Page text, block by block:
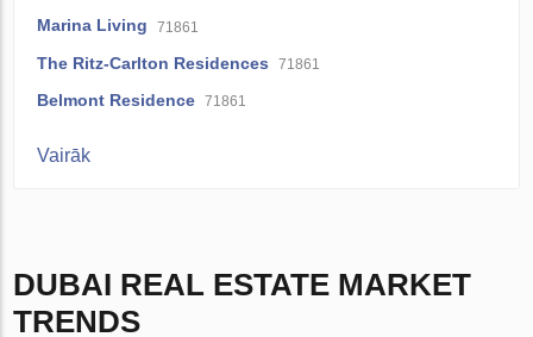
Marina Living 71861
The Ritz-Carlton Residences 71861
Belmont Residence 71861
Vairāk
DUBAI REAL ESTATE MARKET
TRENDS